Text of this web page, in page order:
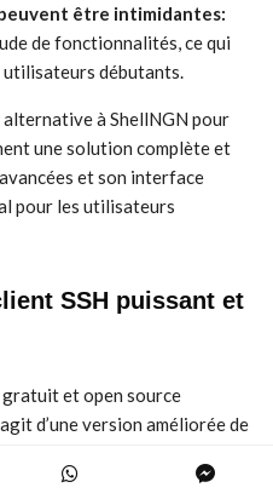
être intimidantes:
de fonctionnalités, ce qui
débutants.
à ShellNGN pour
une solution complète et
et son interface
pour les utilisateurs
SSH puissant et
gratuit et open source
d’une version améliorée de
Solar-PuTTY est disponible